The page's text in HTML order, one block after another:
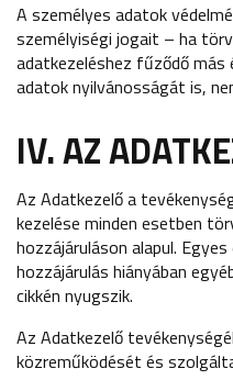
A személyes adatok
személyiségi jogait – ha
adatkezeléshez fűződő más
adatok nyilvánosságát is,
IV. AZ
Az Adatkezelő a
kezelése minden esetben
hozzájáruláson alapul.
hozzájárulás hiányában
cikkén nyugszik.
Az Adatkezelő
közreműködését és